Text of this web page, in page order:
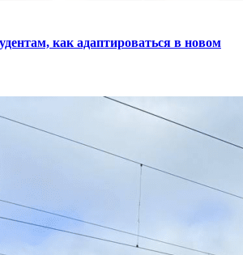
как адаптироваться в новом